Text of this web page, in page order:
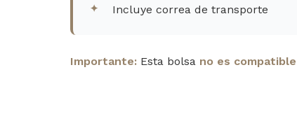
Incluye correa de transporte
Importante: Esta bolsa no es compatible